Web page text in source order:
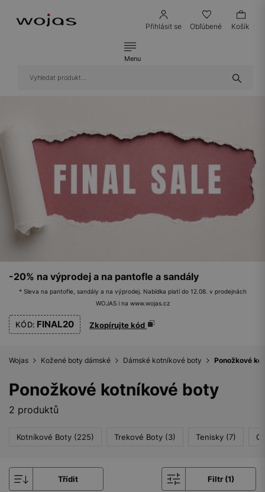
Přihlásit se Obľúbené Košík
Menu
-20% na výprodej a na pantofle a sandály
* Sleva na pantofle, sandály a na výprodej. Nabídka platí do 12.08. v prodejnách
WOJAS i na www.wojas.cz
KÓD: FINAL20 Zkopírujte kód
Wojas Kožené boty dámské Dámské kotníkové boty Ponožkové
Ponožkové kotníkové boty
2 produktů
Kotníkové Boty (225) Trekové Boty (3) Tenisky (7)
Třídit Filtr (1)